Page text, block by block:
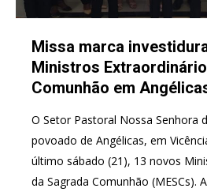
Missa marca
Ministros
Comunhão em
O Setor Pastoral Nossa Senhora
povoado de Angélicas, em
último sábado (21), 13 novos
da Sagrada Comunhão (MESCs).